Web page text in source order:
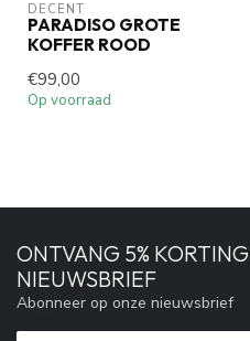
DECENT
PARADISO GROTE
KOFFER ROOD
€99,00
Op voorraad
ONTVANG 5%
NIEUWSBRIEF
Abonneer op onze nieuwsbrief